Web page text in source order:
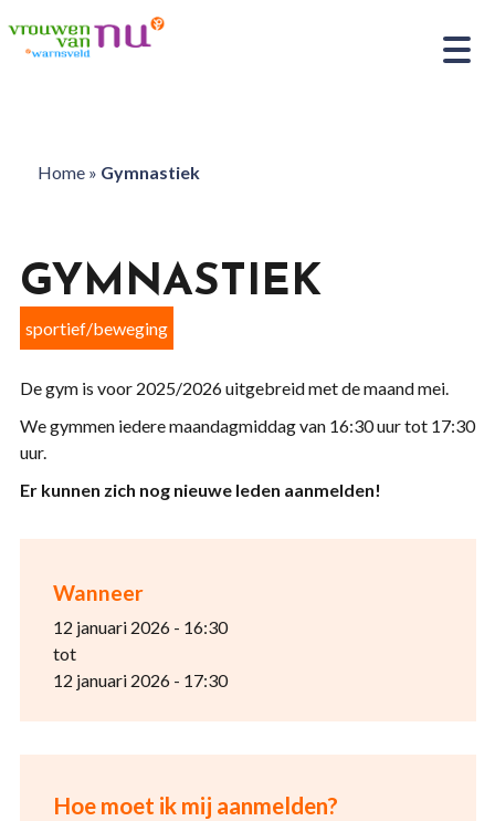
Home» Gymnastiek
Wanneer
12 januari 2026 - 16:30
tot
12 januari 2026 - 17:30
Hoe moet ik mij aanmelden?
GYMNASTIEK
sportief/beweging
De gym is voor 2025/2026 uitgebreid met de maand mei.
We gymmen iedere maandagmiddag van 16:30 uur tot 17:30
uur.
Er kunnen zich nog nieuwe leden aanmelden!